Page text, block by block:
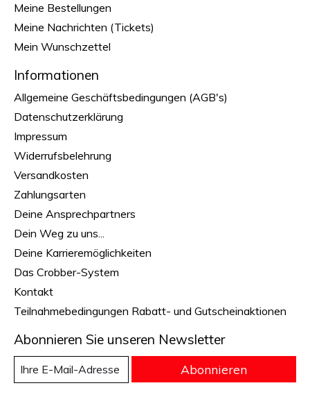
Meine Bestellungen
Meine Nachrichten (Tickets)
Mein Wunschzettel
Informationen
Allgemeine Geschäftsbedingungen (AGB's)
Datenschutzerklärung
Impressum
Widerrufsbelehrung
Versandkosten
Zahlungsarten
Deine Ansprechpartners
Dein Weg zu uns...
Deine Karrieremöglichkeiten
Das Crobber-System
Kontakt
Teilnahmebedingungen Rabatt- und Gutscheinaktionen
Abonnieren Sie unseren Newsletter
Abonnieren